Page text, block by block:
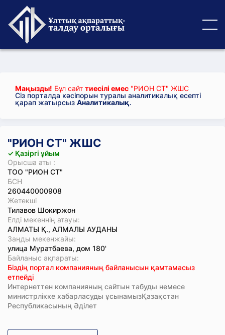
Маңызды! Бұл сайт тиесілі емес "РИОН СТ" ЖШС
Сіз порталда кәсіпорын туралы аналитикалық есепті
қарап жатырсыз Аналитикалық.
"РИОН СТ" ЖШС
✓ Қазіргі ұйым
Орысша аты :
ТОО "РИОН СТ"
БСН
260440000908
Жетекші
Тилавов Шокиржон
Елді мекеннің атауы:
АЛМАТЫ Қ., АЛМАЛЫ АУДАНЫ
Заңды мекенжайы:
улица Муратбаева, дом 180'
Байланыс ақпараты:
Біздің портал компанияның байланысын қамтамасыз
етпейді
Интернеттен компанияның сайтын табуды немесе
министрлікке хабарласуды ұсынамызҚазақстан
Республикасының Әділет